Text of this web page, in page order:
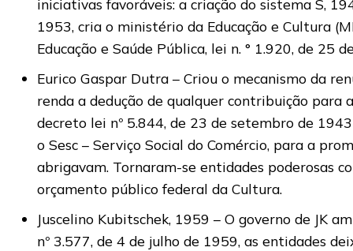
iniciativas favoráveis: a criação do sistema S,
1953, cria o ministério da Educação e Cultura
Educação e Saúde Pública, lei n. ° 1.920, de 25
Eurico Gaspar Dutra – Criou o mecanismo da
renda a dedução de qualquer contribuição
decreto lei nº 5.844, de 23 de setembro de 1943
o Sesc – Serviço Social do Comércio, para a
abrigavam. Tornaram-se entidades poderosas
orçamento público federal da Cultura.
Juscelino Kubitschek, 1959 – O governo de JK
nº 3.577, de 4 de julho de 1959, as entidades